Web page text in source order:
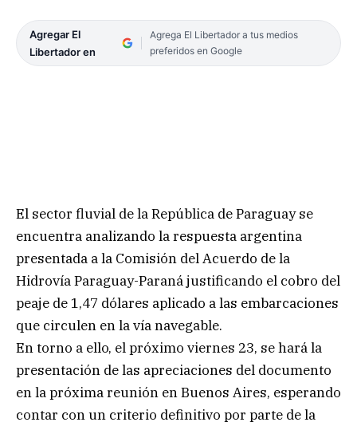
Agregar El
Libertador en
Agrega El Libertador a tus medios
preferidos en Google
El sector fluvial de la República de Paraguay se
encuentra analizando la respuesta argentina
presentada a la Comisión del Acuerdo de la
Hidrovía Paraguay-Paraná justificando el cobro del
peaje de 1,47 dólares aplicado a las embarcaciones
que circulen en la vía navegable.
En torno a ello, el próximo viernes 23, se hará la
presentación de las apreciaciones del documento
en la próxima reunión en Buenos Aires, esperando
contar con un criterio definitivo por parte de la